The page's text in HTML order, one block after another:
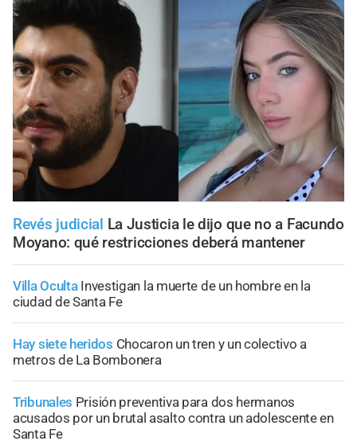
Revés judicial La Justicia le dijo que no a Facundo
Moyano: qué restricciones deberá mantener
Villa Oculta Investigan la muerte de un hombre en la
ciudad de Santa Fe
Hay siete heridos Chocaron un tren y un colectivo a
metros de La Bombonera
Tribunales Prisión preventiva para dos hermanos
acusados por un brutal asalto contra un adolescente en
Santa Fe